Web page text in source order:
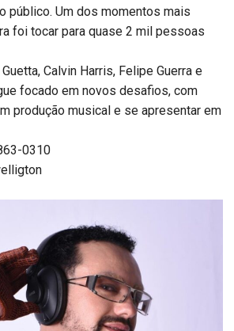
público. Um dos momentos mais
foi tocar para quase 2 mil pessoas
Calvin Harris, Felipe Guerra e
focado em novos desafios, com
produção musical e se apresentar em
0310